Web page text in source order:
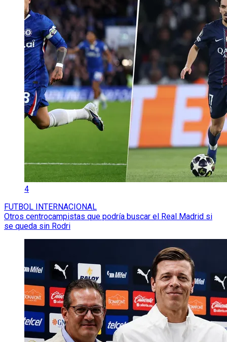
4
FUTBOL INTERNACIONAL
Otros centrocampistas que podría buscar el Real Madrid si
se queda sin Rodri